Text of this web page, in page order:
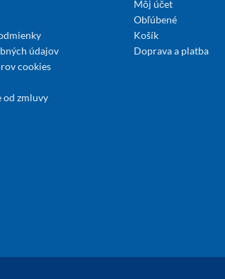
údajov
cookies
od zmluvy
Môj účet
Obľúbené
Košík
Doprava a platba